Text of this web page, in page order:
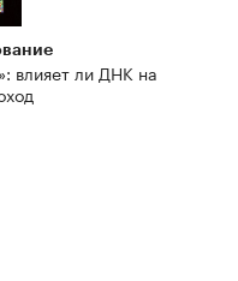
влияет ли ДНК на